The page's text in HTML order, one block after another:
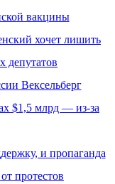
вакцины
хочет лишить
депутатов
Вексельберг
$1,5 млрд — из-за
и пропаганда
протестов